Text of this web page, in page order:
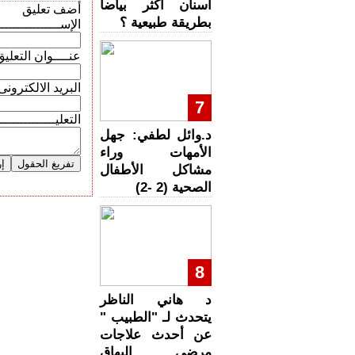
أضف تعليق
:
: عنــــوان
: البريد
:
أسنان أكثر بياضا
بطريقة طبيعية ؟
7
د.وائل لطفي: جهل
الأمهات وراء
مشاكل الأطفال
الصحية (2 -2)
8
د هاني الناظر
يتحدث لـ "الطبيب "
عن أحدث علاجات